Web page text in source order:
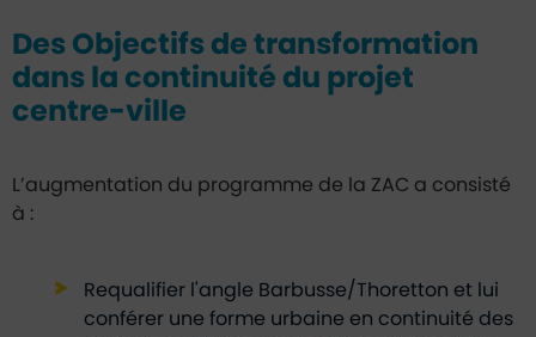
Des Objectifs de transformation
dans la continuité du projet
centre-ville
L’augmentation du programme de la ZAC a consisté
à :
Requalifier l'angle Barbusse/Thoretton et lui
conférer une forme urbaine en continuité des